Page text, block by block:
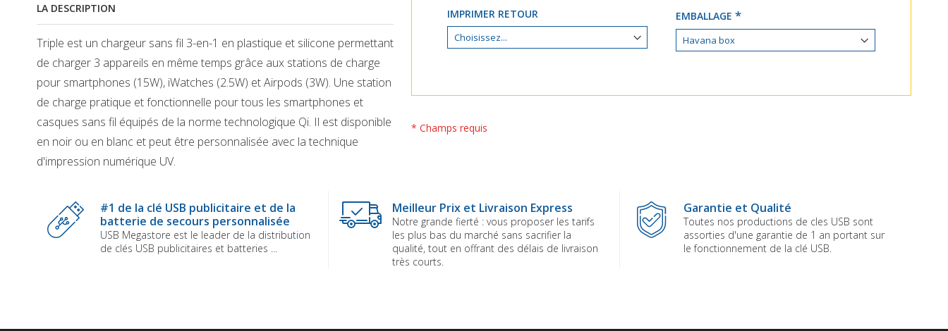
LA DESCRIPTION
Triple est un chargeur sans fil 3-en-1 en plastique et silicone permettant
de charger 3 appareils en même temps grâce aux stations de charge
pour smartphones (15W), iWatches (2.5W) et Airpods (3W). Une station
de charge pratique et fonctionnelle pour tous les smartphones et
casques sans fil équipés de la norme technologique Qi. Il est disponible
en noir ou en blanc et peut être personnalisée avec la technique
d'impression numérique UV.
beginning
IMPRIMER RETOUR EMBALLAGE
* Champs requis
#1 de la clé USB publicitaire et de la
batterie de secours personnalisée
USB Megastore est le leader de la distribution
de clés USB publicitaires et batteries ...
Meilleur Prix et Livraison Express
Notre grande fierté : vous proposer les tarifs
les plus bas du marché sans sacrifier la
qualité, tout en offrant des délais de livraison
très courts.
Garantie et Qualité
Toutes nos productions de cles USB sont
assorties d'une garantie de 1 an portant sur
le fonctionnement de la clé USB.